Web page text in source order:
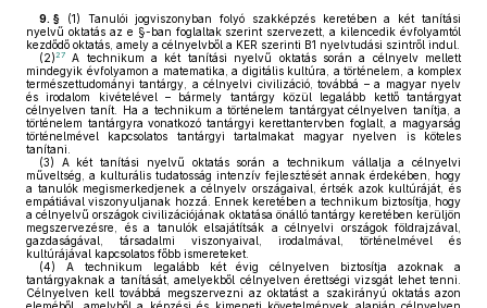
9. § (1) Tanulói jogviszonyban folyó szakképzés keretében a két tanítási
nyelvű oktatás az e §-ban foglaltak szerint szervezett, a kilencedik évfolyamtól
kezdődő oktatás, amely a célnyelvből a KER szerinti B1 nyelvtudási szintről indul.
(2)27
A technikum a két tanítási nyelvű oktatás során a célnyelv mellett
mindegyik évfolyamon a matematika, a digitális kultúra, a történelem, a komplex
természettudományi tantárgy, a célnyelvi civilizáció, továbbá – a magyar nyelv
és irodalom kivételével – bármely tantárgy közül legalább kettő tantárgyat
célnyelven tanít. Ha a technikum a történelem tantárgyat célnyelven tanítja, a
történelem tantárgyra vonatkozó tantárgyi kerettantervben foglalt, a magyarság
történelmével kapcsolatos tantárgyi tartalmakat magyar nyelven is köteles
tanítani.
(3) A két tanítási nyelvű oktatás során a technikum vállalja a célnyelvi
műveltség, a kulturális tudatosság intenzív fejlesztését annak érdekében, hogy
a tanulók megismerkedjenek a célnyelv országaival, értsék azok kultúráját, és
empátiával viszonyuljanak hozzá. Ennek keretében a technikum biztosítja, hogy
a célnyelvű országok civilizációjának oktatása önálló tantárgy keretében kerüljön
megszervezésre, és a tanulók elsajátítsák a célnyelvi országok földrajzával,
gazdaságával, társadalmi viszonyaival, irodalmával, történelmével és
kultúrájával kapcsolatos főbb ismereteket.
(4) A technikum legalább két évig célnyelven biztosítja azoknak a
tantárgyaknak a tanítását, amelyekből célnyelven érettségi vizsgát lehet tenni.
Célnyelven kell továbbá megszervezni az oktatást a szakirányú oktatás azon